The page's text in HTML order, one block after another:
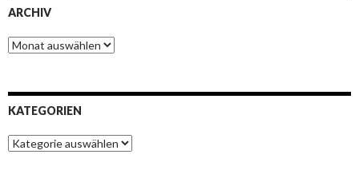
ARCHIV
Archiv
KATEGORIEN
Kategorien